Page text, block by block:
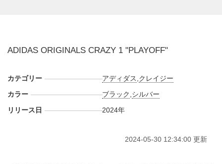
ADIDAS ORIGINALS CRAZY 1 "PLAYOFF"
カテゴリー アディダス クレイジー
カラー
ブラック シルバー
リリース日
2024年
2024-05-30 12:34:00 更新